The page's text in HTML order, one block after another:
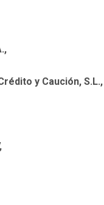
y Caución, S.L.,